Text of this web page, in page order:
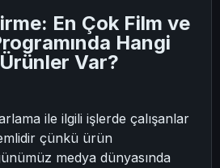
En Çok Film ve
Hangi
Var?
ile ilgili işlerde çalışanlar
çünkü ürün
medya dünyasında